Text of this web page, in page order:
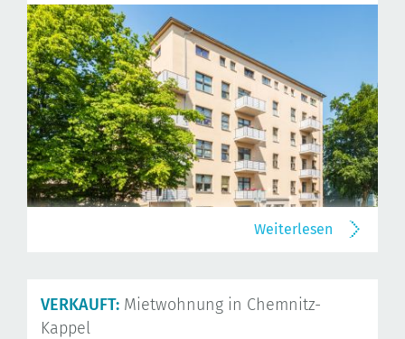
Weiterlesen
VERKAUFT: Mietwohnung in Chemnitz-
Kappel